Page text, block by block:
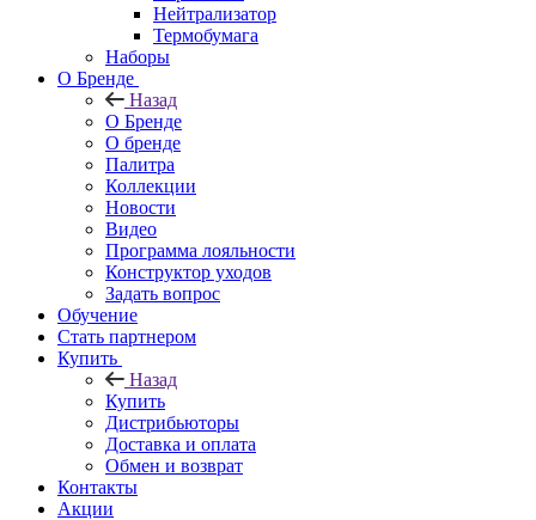
Нейтрализатор
Термобумага
Наборы
О Бренде
Назад
О Бренде
О бренде
Палитра
Коллекции
Новости
Видео
Программа лояльности
Конструктор уходов
Задать вопрос
Обучение
Стать партнером
Купить
Назад
Купить
Дистрибьюторы
Доставка и оплата
Обмен и возврат
Контакты
Акции